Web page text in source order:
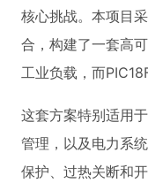
核心挑战。本项目
合，构建了一套高
工业负载，而
这套方案特别适用
管理，以及电力系
保护、过热关断和